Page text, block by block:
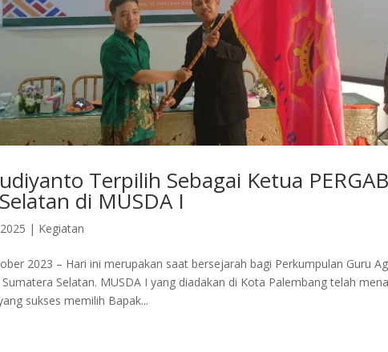
Terpilih Sebagai Ketua
di MUSDA I
| Kegiatan
2023 – Hari ini merupakan saat bersejarah bagi Perkumpulan Guru
Sumatera Selatan. MUSDA I yang diadakan di Kota Palembang telah
sukses memilih Bapak...